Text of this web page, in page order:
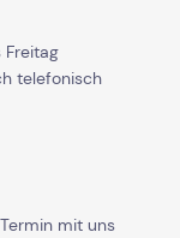
Freitag
telefonisch
mit uns